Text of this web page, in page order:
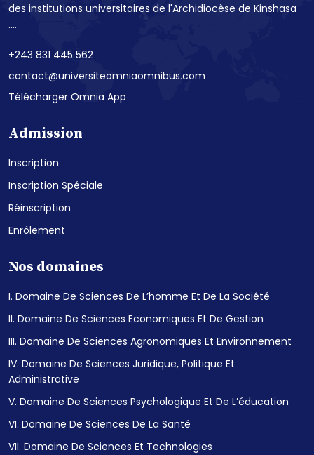
des institutions universitaires de l'Archidiocèse de Kinshasa
....
+243 831 445 562
contact@universiteomniaomnibus.com
Télécharger Omnia App
Admission
Inscription
Inscription Spéciale
Réinscription
Enrôlement
Nos domaines
I. Domaine De Sciences De L’homme Et De La Société
II. Domaine De Sciences Economiques Et De Gestion
III. Domaine De Sciences Agronomiques Et Environnement
IV. Domaine De Sciences Juridique, Politique Et
Administrative
V. Domaine De Sciences Psychologique Et De L’éducation
VI. Domaine De Sciences De La Santé
VII. Domaine De Sciences Et Technologies